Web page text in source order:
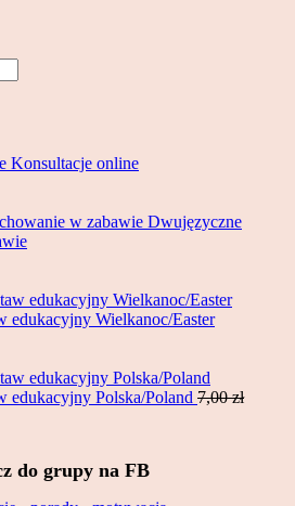
Konsultacje online
zł.
Dwujęzyczne
zł.
edukacyjny Wielkanoc/Easter
zł
edukacyjny Polska/Poland 7,00zł
do grupy na FB